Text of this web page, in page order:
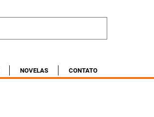
NOVELAS CONTATO